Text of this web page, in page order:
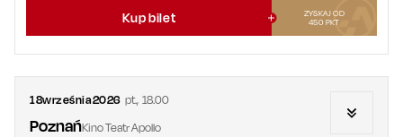
Kup bilet
ZYSKAJ OD
450 PKT
18września2026 pt., 18.00
PoznańKino Teatr Apollo